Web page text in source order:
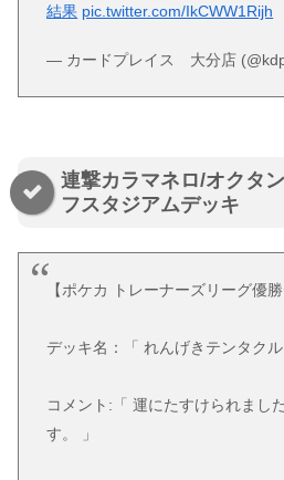
結果 pic.twitter.com/IkCWW1Rijh
— カードプレイス 大分店
連撃カラマネロ/オクタ
フスタジアムデッキ
【ポケカ トレーナーズリーグ優勝
デッキ名：「 れんげきテンタクル
コメント:「 運にたすけられまし
す。 」